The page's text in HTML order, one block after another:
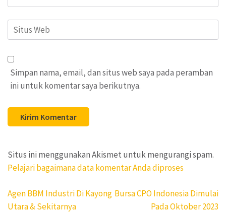
Situs
Web
Simpan nama, email, dan situs web saya pada peramban
ini untuk komentar saya berikutnya.
Situs ini menggunakan Akismet untuk mengurangi spam.
Pelajari bagaimana data komentar Anda diproses
Navigasi
pos
Agen BBM Industri Di Kayong
Utara & Sekitarnya
Bursa CPO Indonesia Dimulai
Pada Oktober 2023